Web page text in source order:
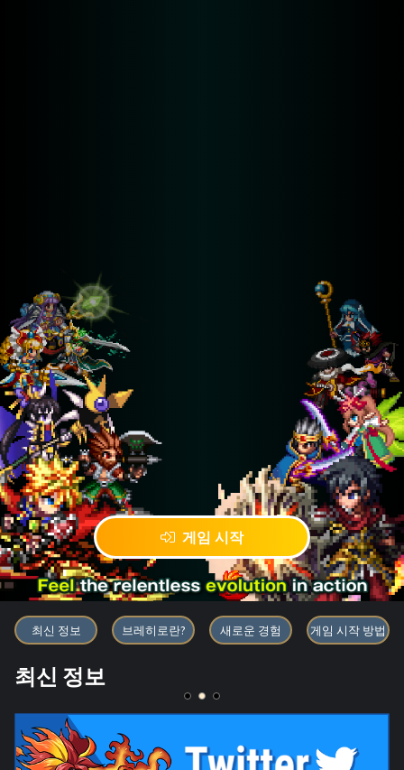
게임 시작
블록체인 게임 「BRAVE
최신 정보 브레히로란? 새로운 경험 게임 시작 방법
최신 정보